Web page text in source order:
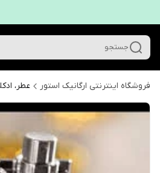
جستجو
فروشگاه اینترنتی ارگانیک استور عطر،